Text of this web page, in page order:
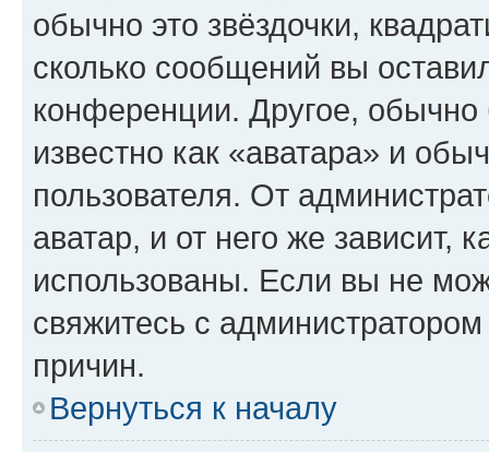
обычно это звёздочки,
сколько сообщений вы
конференции. Другое,
известно как «аватара» и
пользователя. От
аватар, и от него же зависит,
использованы. Если вы не
свяжитесь с
причин.
Вернуться к началу